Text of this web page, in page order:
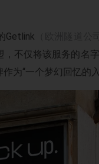
Getlink
不仅将该服务的名
为“一个梦幻回忆的